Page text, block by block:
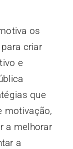
os
criar
e
que
motivação,
a melhorar
a